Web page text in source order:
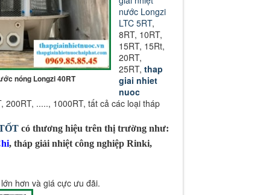
nóng Longzi 40RT
nước Longzi
LTC 5RT,
8RT, 10RT,
15RT, 15Rt,
20RT,
25RT, thap
giai nhiet
nuoc
200RT, ....., 1000RT, tất cả các loại tháp
có thương hiệu trên thị trường như:
, tháp giải nhiệt công nghiệp Rinki,
hơn và giá cực ưu đãi.